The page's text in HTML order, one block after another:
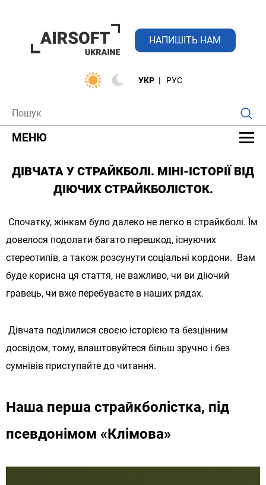
МЕНЮ
НАПИШІТЬ НАМ
УКР РУС
ДІВЧАТА У СТРАЙКБОЛІ. МІНІ-ІСТОРІЇ ВІД
ДІЮЧИХ СТРАЙКБОЛІСТОК.
Спочатку, жінкам було далеко не легко в страйкболі. Їм
довелося подолати багато перешкод, існуючих
стереотипів, а також розсунути соціальні кордони. Вам
буде корисна ця стаття, не важливо, чи ви діючий
гравець, чи вже перебуваєте в наших рядах.
Дівчата поділилися своєю історією та безцінним
досвідом, тому, влаштовуйтеся більш зручно і без
сумнівів приступайте до читання.
Наша перша страйкболістка, під
псевдонімом «Клімова»